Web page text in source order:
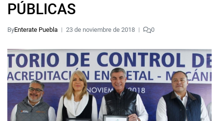
PÚBLICAS
ByEnterate Puebla 23 de noviembre de 2018 0